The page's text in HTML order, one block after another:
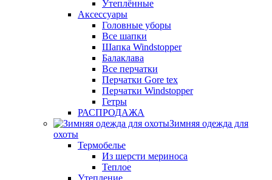
Утеплённые
Аксессуары
Головные уборы
Все шапки
Шапка Windstopper
Балаклава
Все перчатки
Перчатки Gore tex
Перчатки Windstopper
Гетры
РАСПРОДАЖА
Зимняя одежда для
охоты
Термобелье
Из шерсти мериноса
Теплое
Утепление